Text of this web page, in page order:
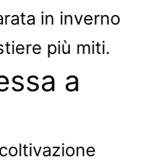
in inverno
più miti.
a